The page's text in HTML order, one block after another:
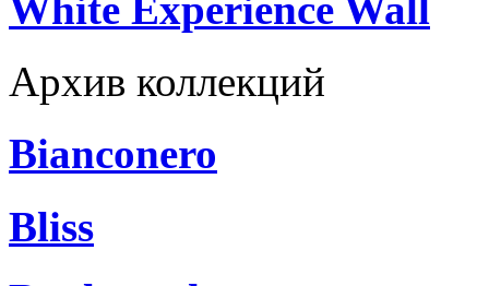
Архив коллекций
Bianconero
Bliss